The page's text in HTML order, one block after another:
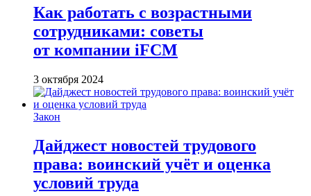
Как работать с возрастными
сотрудниками: советы
от компании iFCM
3 октября 2024
Закон
Дайджест новостей трудового
права: воинский учёт и оценка
условий труда